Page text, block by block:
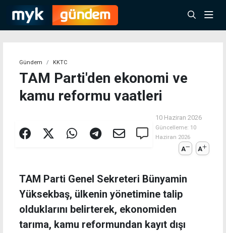
Gündem KKTC
TAM Parti'den ekonomi ve
kamu reformu vaatleri
10 Haziran 2026
Güncelleme: 10
Haziran 2026
A A
TAM Parti Genel Sekreteri Bünyamin
Yüksekbaş, ülkenin yönetimine talip
olduklarını belirterek, ekonomiden
tarıma, kamu reformundan kayıt dışı